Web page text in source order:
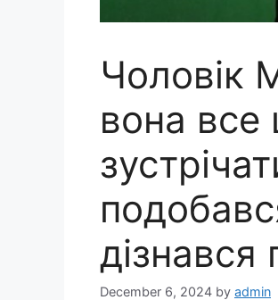
Чоловік
вона все
дізнався
December 6, 2024 by admin